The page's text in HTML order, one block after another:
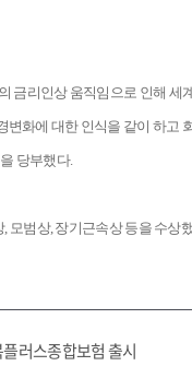
금리인상 움직임으로 인해
화에 대한 인식을 같이 하
당부했다.
모범상, 장기근속상 등을 수
러스종합보험 출시